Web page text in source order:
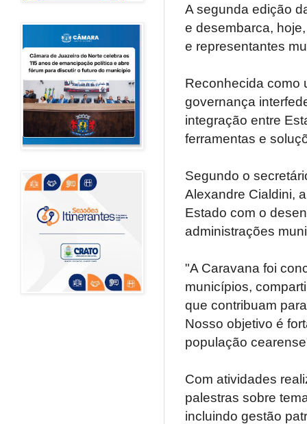
A segunda edição
e desembarca,
e representantes
Reconhecida como
governança
integração entre
ferramentas e
Segundo o
Alexandre Cialdini,
Estado com o
administrações
"A Caravana foi
municípios,
que contribuam
Nosso objetivo é
população
Com atividades
palestras sobre
incluindo gestão